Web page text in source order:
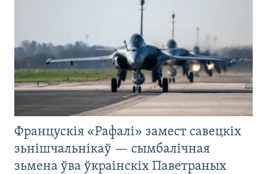
Францускія «Рафалі» замест савецкіх
зьнішчальнікаў — сымбалічная
зьмена ўва ўкраінскіх Паветраных